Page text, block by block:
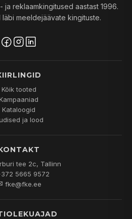
ja reklaamkingitused aastast 1996.
läbi meeldejäävate kingituste.
Kõik tooted
Kataloogid
ja lood
tee 2c, Tallinn
5665 9572
fke@fke.ee